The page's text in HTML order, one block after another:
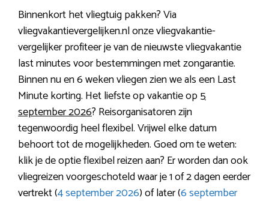
Binnenkort het vliegtuig pakken? Via
vliegvakantievergelijken.nl onze vliegvakantie-
vergelijker profiteer je van de nieuwste vliegvakantie
last minutes voor bestemmingen met zongarantie.
Binnen nu en 6 weken vliegen zien we als een Last
Minute korting. Het liefste op vakantie op5
september 2026? Reisorganisatoren zijn
tegenwoordig heel flexibel. Vrijwel elke datum
behoort tot de mogelijkheden. Goed om te weten:
klik je de optie flexibel reizen aan? Er worden dan ook
vliegreizen voorgeschoteld waar je 1 of 2 dagen eerder
vertrekt (4 september 2026) of later (6 september